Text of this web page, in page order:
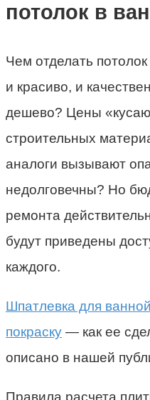
потолок в
Чем отделать
и красиво, и
дешево? Цены
строительных
аналоги вызывают
недолговечны? Но
ремонта
будут приведены
каждого.
Шпатлевка для
покраску — как ее
описано в нашей
Правила расчета